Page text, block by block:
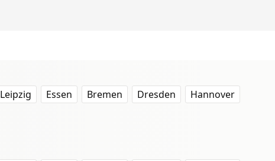
Leipzig Essen Bremen Dresden
Hannover